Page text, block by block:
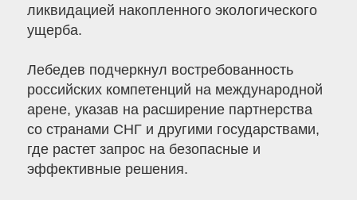
ликвидацией накопленного экологического
ущерба.
Лебедев подчеркнул востребованность
российских компетенций на международной
арене, указав на расширение партнерства
со странами СНГ и другими государствами,
где растет запрос на безопасные и
эффективные решения.